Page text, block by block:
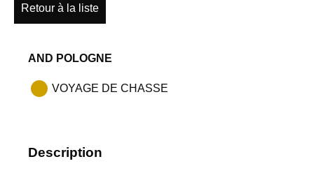
Retour à la liste
AND POLOGNE
VOYAGE DE CHASSE
Description